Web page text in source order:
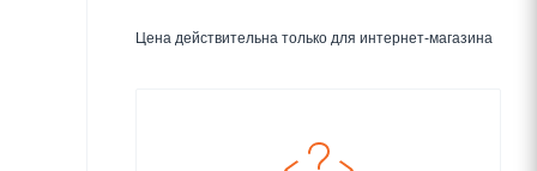
Цена действительна только для интернет-магазина